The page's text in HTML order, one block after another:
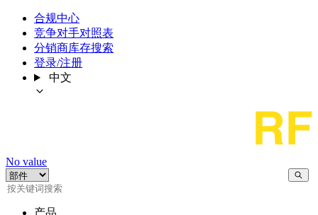
合规中心
竞争对手对照表
分销商库存搜索
登录/注册
中文
No value
产品